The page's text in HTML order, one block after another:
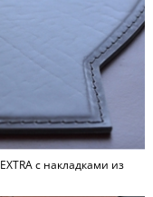
EXTRAc накладками из